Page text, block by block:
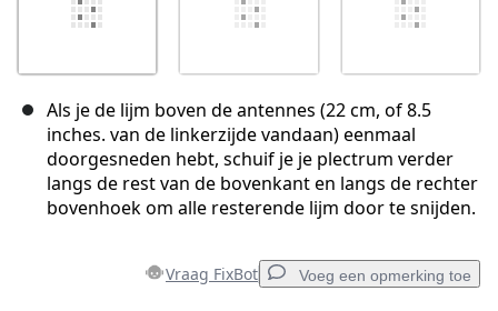
Als je de lijm boven de antennes (22 cm, of 8.5
inches. van de linkerzijde vandaan) eenmaal
doorgesneden hebt, schuif je je plectrum verder
langs de rest van de bovenkant en langs de rechter
bovenhoek om alle resterende lijm door te snijden.
Vraag FixBot Voeg een opmerking toe